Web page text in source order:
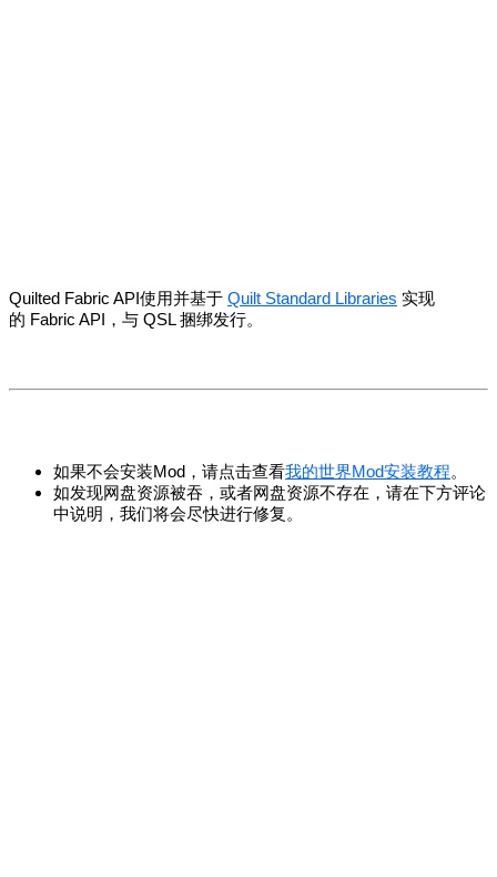
Quilted Fabric API使用并基于 Quilt Standard Libraries 实现
的 Fabric API，与 QSL 捆绑发行。
如果不会安装Mod，请点击查看我的世界Mod安装教程。
如发现网盘资源被吞，或者网盘资源不存在，请在下方评论
中说明，我们将会尽快进行修复。